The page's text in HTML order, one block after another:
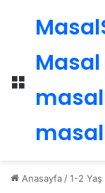
Menü
Anasayfa /1-2 Yaş